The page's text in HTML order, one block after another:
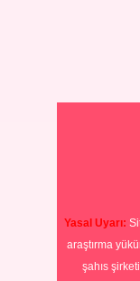
Yasal Uyarı:
araştırma
şahıs